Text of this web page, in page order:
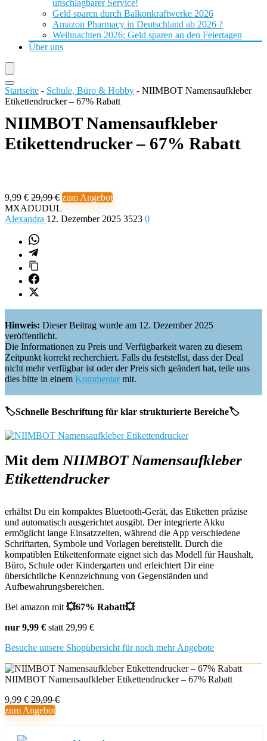
unschlagbarer Service!
Geld sparen durch Balkonkraftwerke 2026
Amazon Pharmacy in Deutschland ab 2026 ?
Weihnachten 2026: Geld sparen an den Feiertagen
Über uns
Startseite - Schule, Büro & Hobby - NIIMBOT Namensaufkleber
Etikettendrucker – 67% Rabatt
NIIMBOT Namensaufkleber
Etikettendrucker – 67% Rabatt
9,99 € 29,99 € zum Angebot
MXADUDUL
Alexandra 12. Dezember 2025 3523 0
Hinweis: Dieser Beitrag wurde am 12. Dezember 2025
veröffentlicht.
Die Informationen zu Preis und Verfügbarkeit waren zu diesem
Zeitpunkt korrekt recherchiert. Falls du feststellst, dass der Deal
nicht mehr verfügbar ist oder der Preis sich geändert hat, teile uns
dies bitte in einem Kommentarmit.
🏷️Schnelle Beschriftung für klar strukturierte Bereiche🏷️
Mit dem NIIMBOT Namensaufkleber
Etikettendrucker
erhältst Du ein kompaktes Bluetooth-Gerät, das Etiketten präzise
und automatisch ausgerichtet ausgibt. Der integrierte Akku
ermöglicht lange Einsatzzeiten, während die App verschiedene
Schriftarten, Symbole und Vorlagen bereitstellt. Durch die
kompatiblen Etikettenformate eignet sich das Modell für Haushalt,
Büro, Schule oder Kindergarten und erleichtert Dir eine
übersichtliche Kennzeichnung von Gegenständen und
Aufbewahrungsbereichen.
Bei amazon mit 💥67% Rabatt💥
nur 9,99 € statt 29,99 €
Besuche unsere Shopübersicht für noch mehr Angebote
NIIMBOT Namensaufkleber Etikettendrucker – 67% Rabatt
9,99 € 29,99 €
zum Angebot